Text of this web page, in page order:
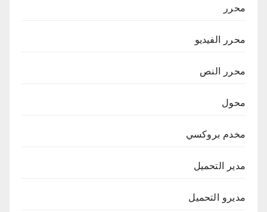
محرر
محرر الفيديو
محرر النص
محول
مخدم بروكسي
مدير التحميل
مديرو التحميل